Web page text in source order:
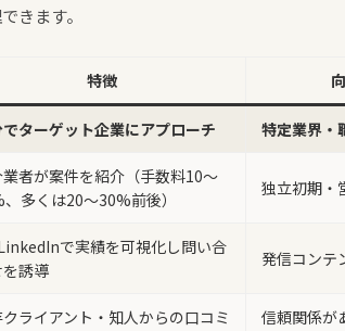
きます。
特徴
でターゲット企業にアプローチ 特定業界・
者が案件を紹介（手数料10〜
多くは20〜30%前後）
独立初期・
で実績を可視化し問い合
誘導
発信コンテ
ライアント・知人からの口コミ 信頼関係が